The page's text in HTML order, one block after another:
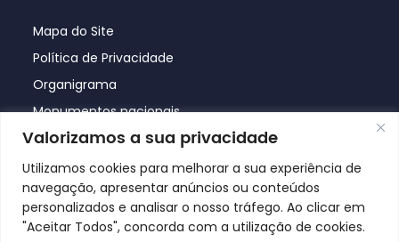
Valorizamos a sua privacidade
Utilizamos cookies para melhorar a sua experiência de
navegação, apresentar anúncios ou conteúdos
personalizados e analisar o nosso tráfego. Ao clicar em
"Aceitar Todos", concorda com a utilização de cookies.
Mapa do Site
Política de Privacidade
Organigrama
Monumentos nacionais